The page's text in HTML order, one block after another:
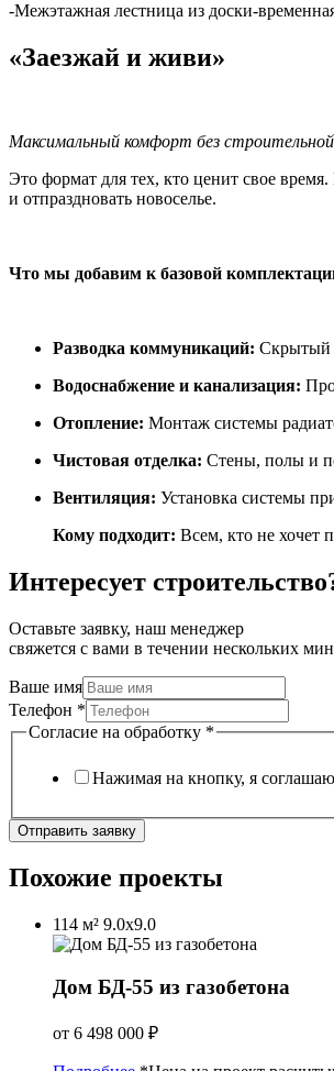
-Межэтажная лестница из доски-
«Заезжай и живи»
Максимальный комфорт без
Это формат для тех, кто ценит свое
и отпраздновать новоселье.
Что мы добавим к базовой
Разводка коммуникаций: Скрытый
Водоснабжение и канализация:
Отопление: Монтаж системы
Чистовая отделка: Стены, полы и
Вентиляция: Установка системы
Кому подходит: Всем, кто не хочет
Интересует
Оставьте заявку, наш менеджер
свяжется с вами в течении нескольких
Ваше имя
Телефон *
Согласие на обработку *
Нажимая на кнопку, я
Отправить заявку
Похожие проекты
114 м² 9.0х9.0
Дом БД-55 из газобетона
от 6 498 000 ₽